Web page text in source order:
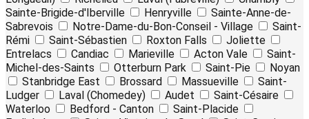
Sainte-Brigide-d'Iberville
Henryville
Sainte-Anne-de-
Sabrevois
Notre-Dame-du-Bon-Conseil - Village
Saint-
Rémi
Saint-Sébastien Roxton Falls
Joliette
Entrelacs
Candiac Marieville Acton Vale
Saint-
Michel-des-Saints
Otterburn Park Saint-Pie
Noyan
Stanbridge East
Brossard Massueville
Saint-
Ludger
Laval (Chomedey) Audet
Saint-Césaire
Waterloo
Bedford - Canton
Saint-Placide